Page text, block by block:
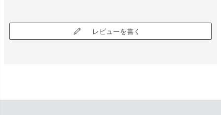
レビューを書く